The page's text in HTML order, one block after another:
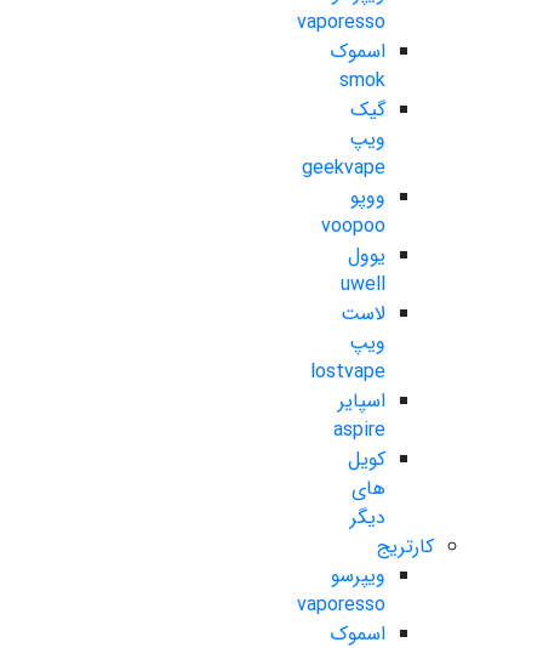
vaporesso
اسموک
smok
گیک
ویپ
geekvape
ووپو
voopoo
یوول
uwell
لاست
ویپ
lostvape
اسپایر
aspire
کویل
های
دیگر
کارتریج
ویپرسو
vaporesso
اسموک